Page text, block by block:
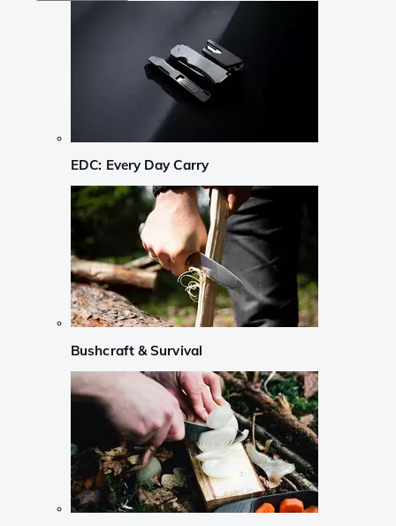
EDC: Every Day Carry
Bushcraft & Survival